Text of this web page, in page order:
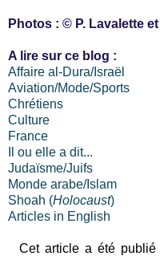
Photos : © P. Lavalette
A lire sur ce blog :
Affaire al-Dura/Israël
Aviation/Mode/Sports
Chrétiens
Culture
France
Il ou elle a dit...
Judaïsme/Juifs
Monde arabe/Islam
Shoah (Holocaust)
Articles in English
Cet article a été